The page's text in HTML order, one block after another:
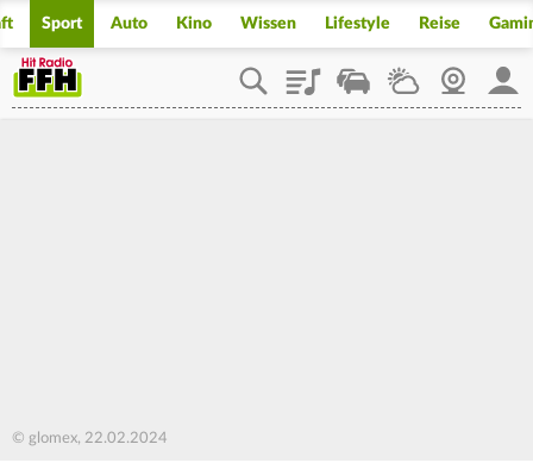
Sport Auto Kino Wissen Lifestyle Reise
PlaylistStaupilotWetterWebcam
© glomex, 22.02.2024